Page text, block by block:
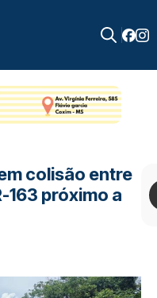
for:
colisão entre
163 próximo a